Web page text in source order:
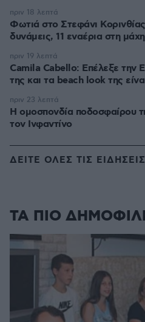
Φωτιά στο Στεφάνι
δυνάμεις, 11 εναέρια στη μάχη
πριν 18 λεπτά
Camila Cabello: Επέλεξε την
της και τα beach look της
πριν 19 λεπτά
Η ομοσπονδία ποδοσφαίρου
τον Ινφαντίνο
πριν 23 λεπτά
ΔΕΙΤΕ ΟΛΕΣ ΤΙΣ ΕΙΔΗΣΕΙΣ
ΤΑ ΠΙΟ